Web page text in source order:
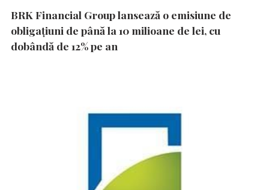
BRK Financial Group lansează o emisiune de
obligațiuni de până la 10 milioane de lei, cu
dobândă de 12% pe an